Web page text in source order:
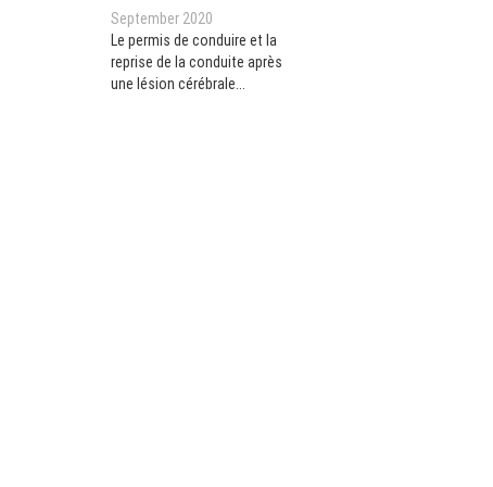
September 2020
Le permis de conduire et la
reprise de la conduite après
une lésion cérébrale